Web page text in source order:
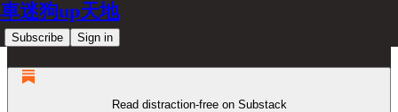
車迷狗up天地
Subscribe Sign in
Read distraction-free on Substack